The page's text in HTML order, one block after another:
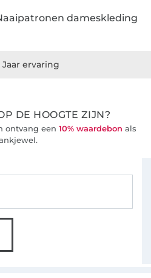
dameskleding
Jaar ervaring
DE HOOGTE ZIJN?
ontvang een 10% waardebon als